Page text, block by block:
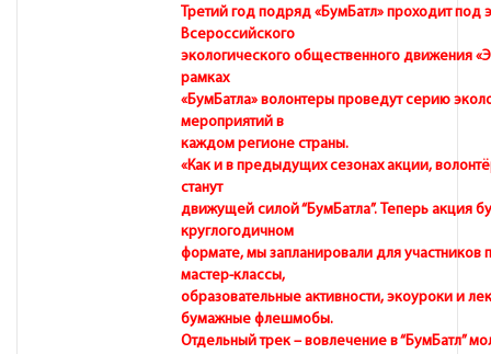
Третий год подряд «БумБатл» проходит под
Всероссийского
экологического общественного движения
рамках
«БумБатла» волонтеры проведут серию
мероприятий в
каждом регионе страны.
«Как и в предыдущих сезонах акции,
станут
движущей силой “БумБатла”. Теперь акция
круглогодичном
формате, мы запланировали для участников
мастер-классы,
образовательные активности, экоуроки и
бумажные флешмобы.
Отдельный трек – вовлечение в “БумБатл”